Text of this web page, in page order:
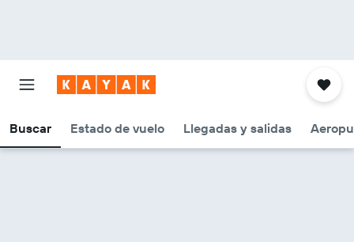
Buscar Estado de vuelo Llegadas y salidas